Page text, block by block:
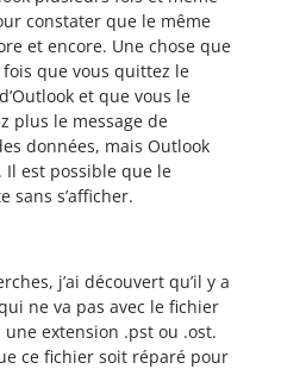
constater que le même
et encore. Une chose que
fois que vous quittez le
et que vous le
plus le message de
données, mais Outlook
est possible que le
sans s’afficher.
j’ai découvert qu’il y a
ne va pas avec le fichier
extension .pst ou .ost.
ce fichier soit réparé pour